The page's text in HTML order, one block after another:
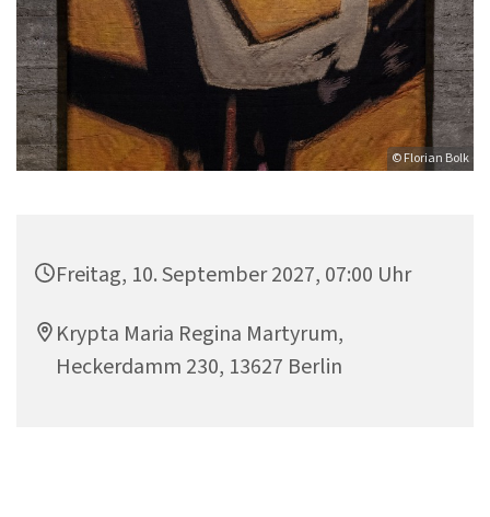
© Florian Bolk
Freitag, 10. September 2027, 07:00 Uhr
Krypta Maria Regina Martyrum,
Heckerdamm 230, 13627 Berlin